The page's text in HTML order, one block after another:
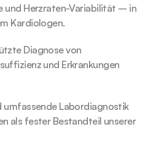
und Herzraten-Variabilität – in
Kardiologen.
Diagnose von
und Erkrankungen
umfassende Labordiagnostik
als fester Bestandteil unserer